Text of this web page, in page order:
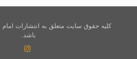
کلیه حقوق سایت متعلق به انتشارات
باشد.